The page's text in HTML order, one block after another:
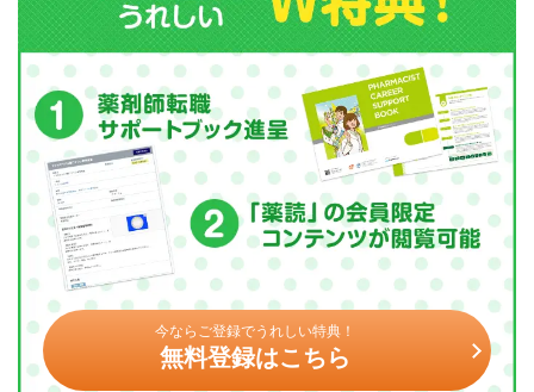
今ならご登録でうれしい特典！
無料登録はこちら